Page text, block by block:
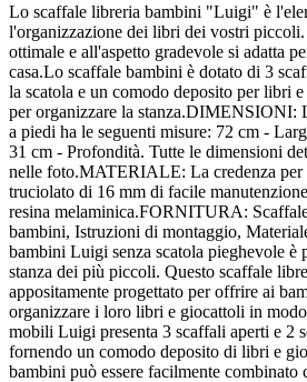
Lo scaffale libreria bambini "Luigi" è
l'organizzazione dei libri dei vostri piccoli.
ottimale e all'aspetto gradevole si adatta
casa.Lo scaffale bambini è dotato di 3
la scatola e un comodo deposito per libri
per organizzare la stanza.DIMENSIONI:
a piedi ha le seguenti misure: 72 cm -
31 cm - Profondità. Tutte le dimensioni
nelle foto.MATERIALE: La credenza per
truciolato di 16 mm di facile
resina melaminica.FORNITURA:
bambini, Istruzioni di montaggio,
bambini Luigi senza scatola pieghevole è
stanza dei più piccoli. Questo scaffale
appositamente progettato per offrire ai
organizzare i loro libri e giocattoli in
mobili Luigi presenta 3 scaffali aperti e 2
fornendo un comodo deposito di libri e
bambini può essere facilmente